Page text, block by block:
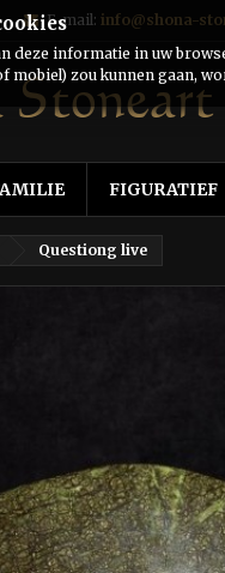
E-mail: info@shona-
FIGURATIEF
Questiong live
deze informatie in uw
mobiel) zou kunnen gaan,